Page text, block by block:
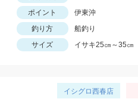
ポイント
伊東沖
釣り方
船釣り
サイズ イサキ25㎝～35㎝
イシグロ西春店